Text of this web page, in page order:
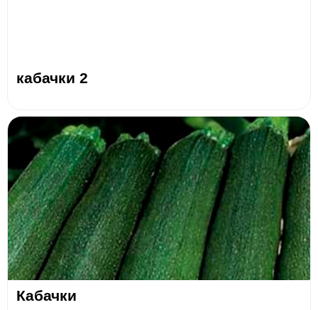
кабачки 2
Кабачки